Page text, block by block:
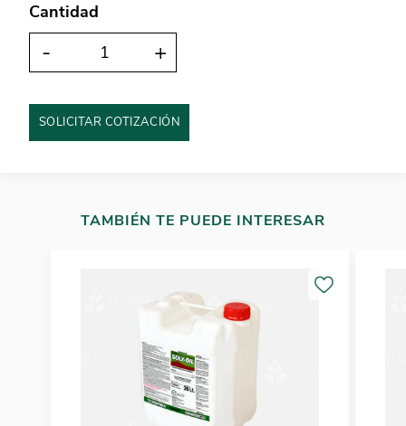
Cantidad
- +
SOLICITAR COTIZACIÓN
TAMBIÉN TE PUEDE INTERESAR